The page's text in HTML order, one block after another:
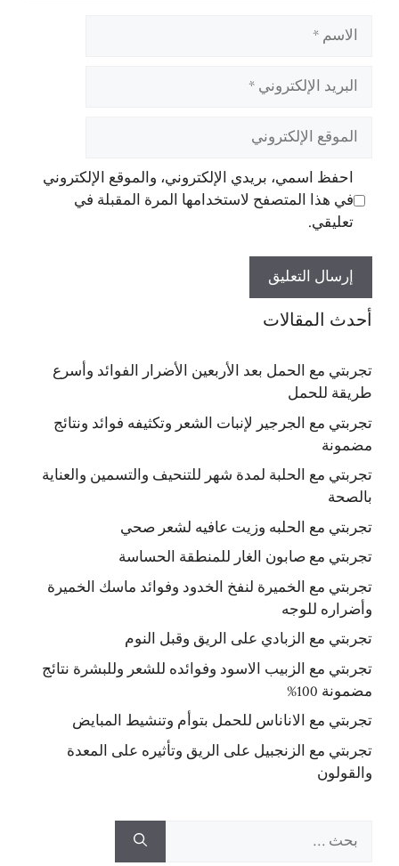
الاسم
البريد
الإلكتروني
الموقع
الإلكتروني
احفظ اسمي، بريدي الإلكتروني، والموقع الإلكتروني
في هذا المتصفح لاستخدامها المرة المقبلة في
تعليقي.
أحدث المقالات
تجربتي مع الحمل بعد الأربعين الأضرار الفوائد وأسرع
طريقة للحمل
تجربتي مع الجرجير لإنبات الشعر وتكثيفه فوائد ونتائج
مضمونة
تجربتي مع الحلبة لمدة شهر للتنحيف والتسمين والعناية
بالصحة
تجربتي مع الحلبه وزيت عافيه لشعر صحي
تجربتي مع صابون الغار للمنطقة الحساسة
تجربتي مع الخميرة لنفخ الخدود وفوائد ماسك الخميرة
وأضراره للوجه
تجربتي مع الزبادي على الريق وقبل النوم
تجربتي مع الزبيب الاسود وفوائده للشعر وللبشرة نتائج
مضمونة 100%
تجربتي مع الاناناس للحمل بتوأم وتنشيط المبايض
تجربتي مع الزنجبيل على الريق وتأثيره على المعدة
والقولون
عن: